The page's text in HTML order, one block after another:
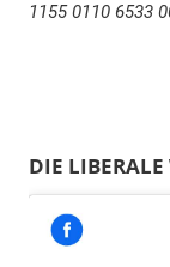
1155 0110 6533
DIE